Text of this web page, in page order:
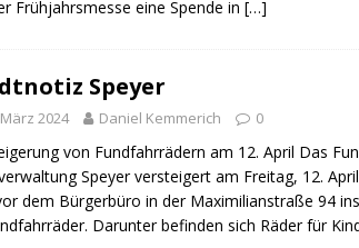
Frühjahrsmesse eine Spende in […]
Speyer
2024 Daniel Kemmerich 0
von Fundfahrrädern am 12. April Das
Speyer versteigert am Freitag, 12.
dem Bürgerbüro in der Maximilianstraße 94
Darunter befinden sich Räder für